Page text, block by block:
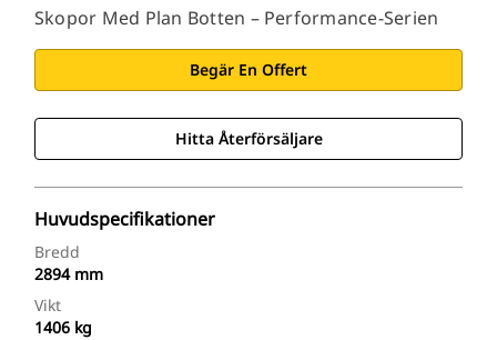
Skopor Med Plan Botten – Performance-Serien
Begär En Offert
Hitta Återförsäljare
Huvudspecifikationer
Bredd
2894 mm
Vikt
1406 kg